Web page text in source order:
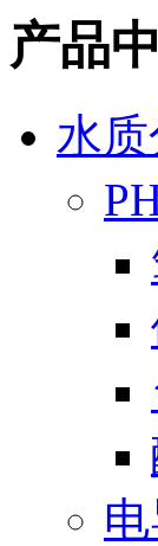
产品
水